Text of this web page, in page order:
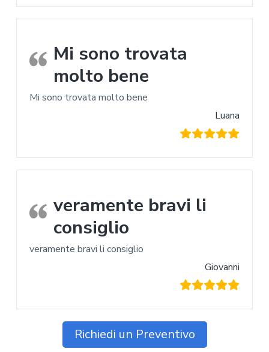
Mi sono trovata
molto bene
Mi sono trovata molto bene
Luana
veramente bravi li
consiglio
veramente bravi li consiglio
Giovanni
Richiedi un Preventivo